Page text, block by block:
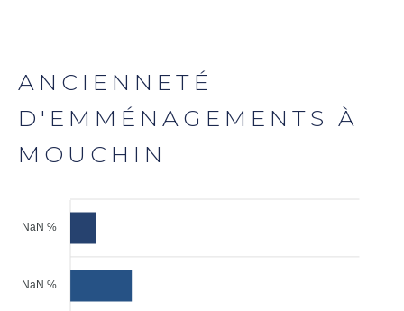
ANCIENNETÉ
D'EMMÉNAGEMENTS À
MOUCHIN
NaN %
NaN %